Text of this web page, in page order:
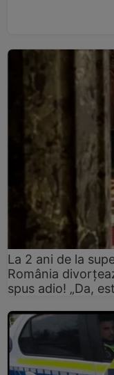
La 2 ani de la
România
spus adio! „Da,